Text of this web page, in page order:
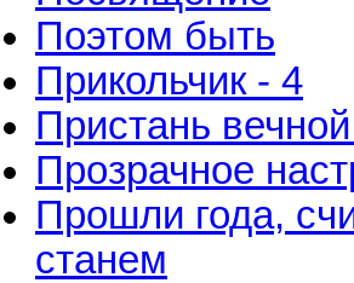
Поэтом быть
Прикольчик - 4
Пристань вечной
Прозрачное
Прошли года,
станем